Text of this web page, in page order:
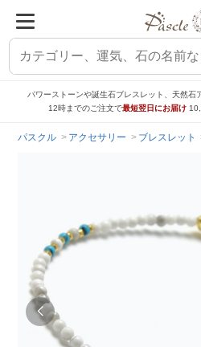
パワーストーンや誕生石ブレスレット、天然石
12時までのご注文で最短翌日にお届け
パスクル アクセサリー ブレスレット